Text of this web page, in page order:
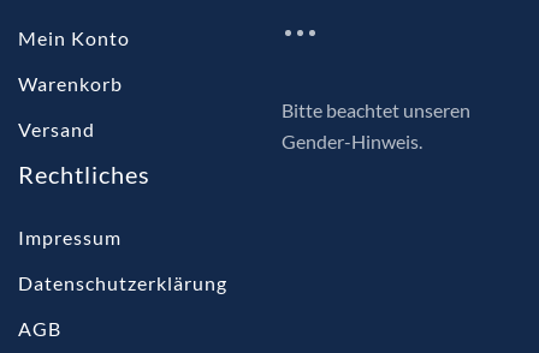
Mein Konto
Warenkorb
Versand
Bitte beachtet unseren
Gender-Hinweis.
Rechtliches
Impressum
Datenschutzerklärung
AGB